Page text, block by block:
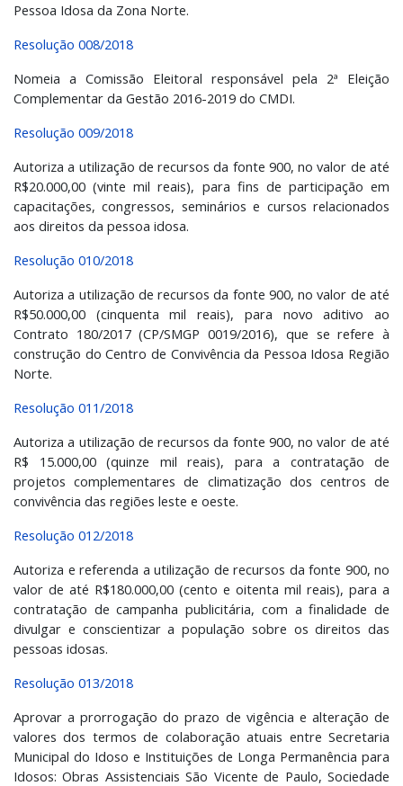
Pessoa Idosa da Zona Norte.
Resolução 008/2018
Nomeia a Comissão Eleitoral responsável pela 2ª Eleição
Complementar da Gestão 2016-2019 do CMDI.
Resolução 009/2018
Autoriza a utilização de recursos da fonte 900, no valor de até
R$20.000,00 (vinte mil reais), para fins de participação em
capacitações, congressos, seminários e cursos relacionados
aos direitos da pessoa idosa.
Resolução 010/2018
Autoriza a utilização de recursos da fonte 900, no valor de até
R$50.000,00 (cinquenta mil reais), para novo aditivo ao
Contrato 180/2017 (CP/SMGP 0019/2016), que se refere à
construção do Centro de Convivência da Pessoa Idosa Região
Norte.
Resolução 011/2018
Autoriza a utilização de recursos da fonte 900, no valor de até
R$ 15.000,00 (quinze mil reais), para a contratação de
projetos complementares de climatização dos centros de
convivência das regiões leste e oeste.
Resolução 012/2018
Autoriza e referenda a utilização de recursos da fonte 900, no
valor de até R$180.000,00 (cento e oitenta mil reais), para a
contratação de campanha publicitária, com a finalidade de
divulgar e conscientizar a população sobre os direitos das
pessoas idosas.
Resolução 013/2018
Aprovar a prorrogação do prazo de vigência e alteração de
valores dos termos de colaboração atuais entre Secretaria
Municipal do Idoso e Instituições de Longa Permanência para
Idosos: Obras Assistenciais São Vicente de Paulo, Sociedade